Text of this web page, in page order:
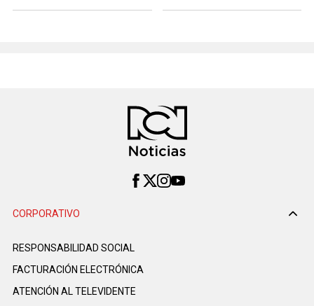
CORPORATIVO
RESPONSABILIDAD SOCIAL
FACTURACIÓN ELECTRÓNICA
ATENCIÓN AL TELEVIDENTE